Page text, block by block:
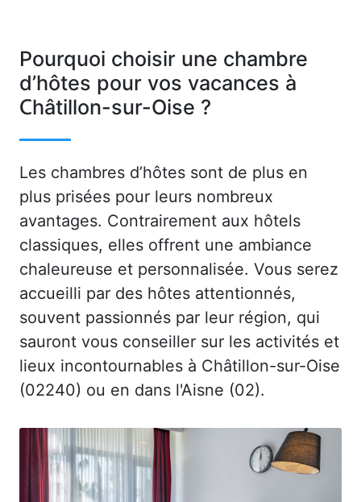
Pourquoi choisir une chambre
d’hôtes pour vos vacances à
Châtillon-sur-Oise ?
Les chambres d’hôtes sont de plus en
plus prisées pour leurs nombreux
avantages. Contrairement aux hôtels
classiques, elles offrent une ambiance
chaleureuse et personnalisée. Vous serez
accueilli par des hôtes attentionnés,
souvent passionnés par leur région, qui
sauront vous conseiller sur les activités et
lieux incontournables à Châtillon-sur-Oise
(02240) ou en dans l'Aisne (02).